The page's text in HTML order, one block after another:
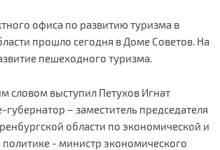
офиса по развитию туризма в
прошло сегодня в Доме Советов. На
пешеходного туризма.
словом выступил Петухов Игнат
губернатор – заместитель председателя
области по экономической и
- министр экономического